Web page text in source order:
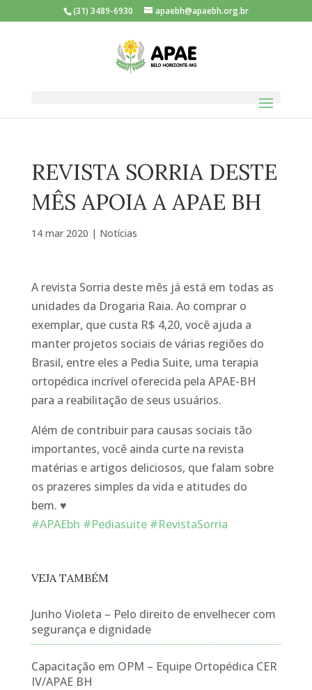
(31) 3489-6930 apaebh@apaebh.org.br
REVISTA SORRIA DESTE
MÊS APOIA A APAE BH
14 mar 2020 | Notícias
A revista Sorria deste mês já está em todas as
unidades da Drogaria Raia. Ao comprar o
exemplar, que custa R$ 4,20, você ajuda a
manter projetos sociais de várias regiões do
Brasil, entre eles a Pedia Suite, uma terapia
ortopédica incrível oferecida pela APAE-BH
para a reabilitação de seus usuários.
Além de contribuir para causas sociais tão
importantes, você ainda curte na revista
matérias e artigos deliciosos, que falam sobre
os prazeres simples da vida e atitudes do
bem. ♥️
#APAEbh #Pediasuite #RevistaSorria
VEJA TAMBÉM
Junho Violeta – Pelo direito de envelhecer com
segurança e dignidade
Capacitação em OPM – Equipe Ortopédica CER
IV/APAE BH